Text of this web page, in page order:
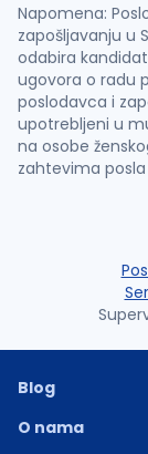
Napomena:
zapošljavanju u
odabira
ugovora o radu
poslodavca i
upotrebljeni u
na osobe
zahtevima
Blog
O nama